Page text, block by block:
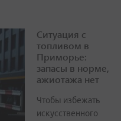
Ситуация с
топливом в
Приморье:
запасы в норме,
ажиотажа нет
Чтобы избежать
искусственного